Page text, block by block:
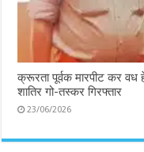
क्रूरता पूर्वक मारपीट कर
शातिर गो-तस्कर गिरफ्तार
23/06/2026